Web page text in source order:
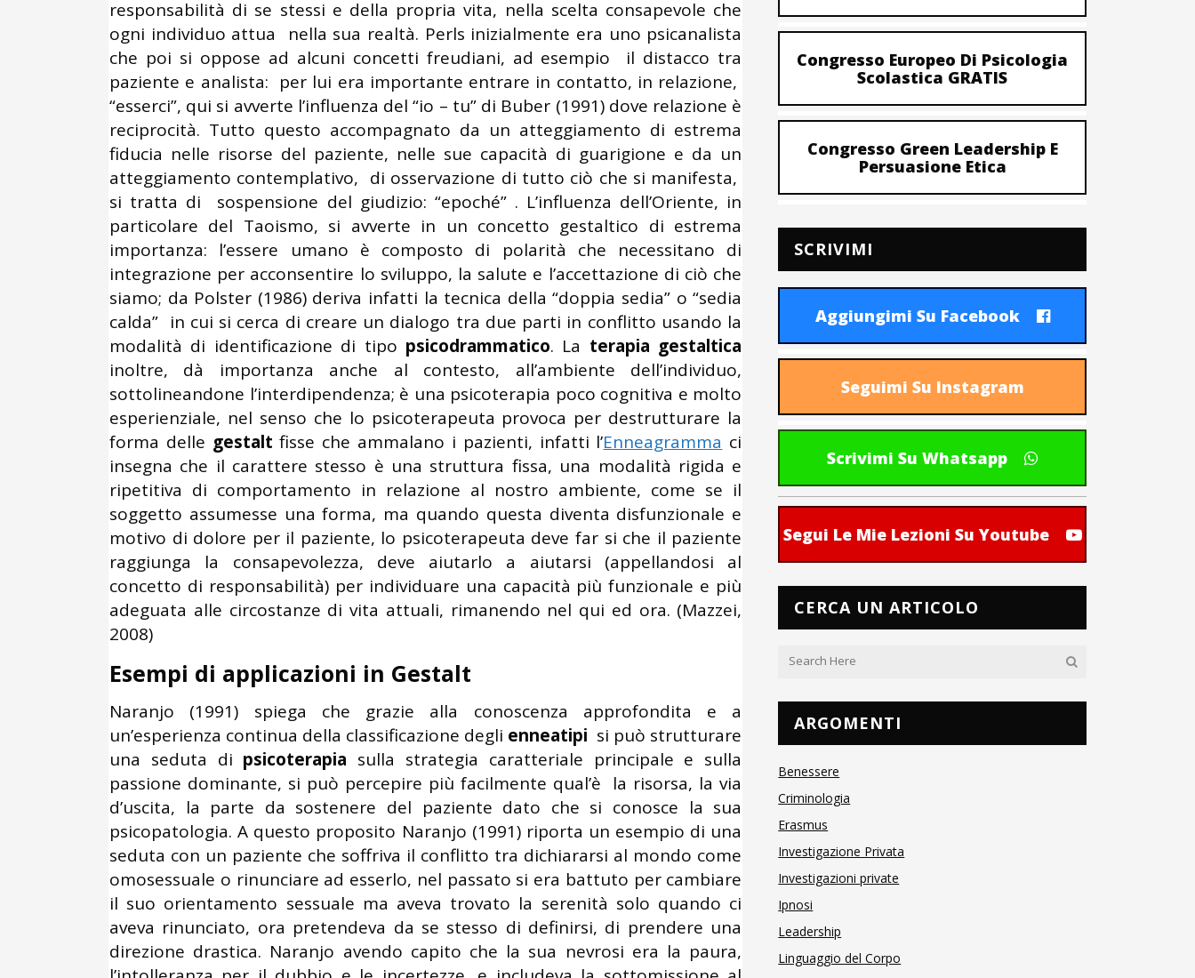
responsabilità di se stessi e della propria vita, nella scelta consapevole che
ogni individuo attua nella sua realtà. Perls inizialmente era uno psicanalista
che poi si oppose ad alcuni concetti freudiani, ad esempio il distacco tra
paziente e analista: per lui era importante entrare in contatto, in relazione,
“esserci”, qui si avverte l’influenza del “io – tu” di Buber (1991) dove relazione è
reciprocità. Tutto questo accompagnato da un atteggiamento di estrema
fiducia nelle risorse del paziente, nelle sue capacità di guarigione e da un
atteggiamento contemplativo, di osservazione di tutto ciò che si manifesta,
si tratta di sospensione del giudizio: “epoché” . L’influenza dell’Oriente, in
particolare del Taoismo, si avverte in un concetto gestaltico di estrema
importanza: l’essere umano è composto di polarità che necessitano di
integrazione per acconsentire lo sviluppo, la salute e l’accettazione di ciò che
siamo; da Polster (1986) deriva infatti la tecnica della “doppia sedia” o “sedia
calda” in cui si cerca di creare un dialogo tra due parti in conflitto usando la
modalità di identificazione di tipo psicodrammatico. La terapia gestaltica
inoltre, dà importanza anche al contesto, all’ambiente dell’individuo,
sottolineandone l’interdipendenza; è una psicoterapia poco cognitiva e molto
esperienziale, nel senso che lo psicoterapeuta provoca per destrutturare la
forma delle gestalt fisse che ammalano i pazienti, infatti l’Enneagramma ci
insegna che il carattere stesso è una struttura fissa, una modalità rigida e
ripetitiva di comportamento in relazione al nostro ambiente, come se il
soggetto assumesse una forma, ma quando questa diventa disfunzionale e
motivo di dolore per il paziente, lo psicoterapeuta deve far si che il paziente
raggiunga la consapevolezza, deve aiutarlo a aiutarsi (appellandosi al
concetto di responsabilità) per individuare una capacità più funzionale e più
adeguata alle circostanze di vita attuali, rimanendo nel qui ed ora. (Mazzei,
2008)
Esempi di applicazioni in Gestalt
Naranjo (1991) spiega che grazie alla conoscenza approfondita e a
un’esperienza continua della classificazione degli enneatipi si può strutturare
una seduta di psicoterapia sulla strategia caratteriale principale e sulla
passione dominante, si può percepire più facilmente qual’è la risorsa, la via
d’uscita, la parte da sostenere del paziente dato che si conosce la sua
psicopatologia. A questo proposito Naranjo (1991) riporta un esempio di una
seduta con un paziente che soffriva il conflitto tra dichiararsi al mondo come
omosessuale o rinunciare ad esserlo, nel passato si era battuto per cambiare
il suo orientamento sessuale ma aveva trovato la serenità solo quando ci
aveva rinunciato, ora pretendeva da se stesso di definirsi, di prendere una
direzione drastica. Naranjo avendo capito che la sua nevrosi era la paura,
Congresso Europeo Di Psicologia
Scolastica GRATIS
Congresso Green Leadership E
Persuasione Etica
SCRIVIMI
Aggiungimi Su Facebook
Seguimi Su Instagram
Scrivimi Su Whatsapp
Segui Le Mie Lezioni Su Youtube
CERCA UN ARTICOLO
ARGOMENTI
Benessere
Criminologia
Erasmus
Investigazione Privata
Investigazioni private
Ipnosi
Leadership
Linguaggio del Corpo